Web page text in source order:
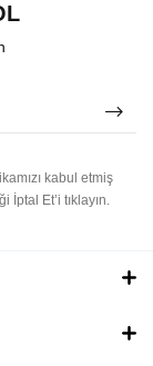
kabul etmiş
İptal Et’i tıklayın.